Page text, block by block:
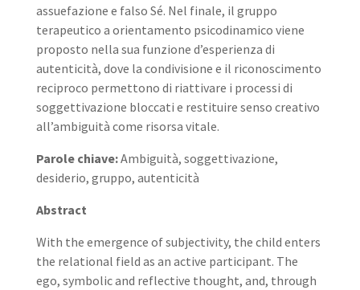
assuefazione e falso Sé. Nel finale, il gruppo
terapeutico a orientamento psicodinamico viene
proposto nella sua funzione d’esperienza di
autenticità, dove la condivisione e il riconoscimento
reciproco permettono di riattivare i processi di
soggettivazione bloccati e restituire senso creativo
all’ambiguità come risorsa vitale.
Parole chiave:Ambiguità, soggettivazione,
desiderio, gruppo, autenticità
Abstract
With the emergence of subjectivity, the child enters
the relational field as an active participant. The
ego, symbolic and reflective thought, and, through